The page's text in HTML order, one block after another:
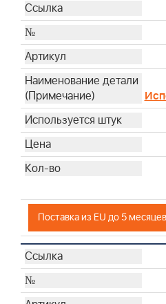
Поставка из EU до 5